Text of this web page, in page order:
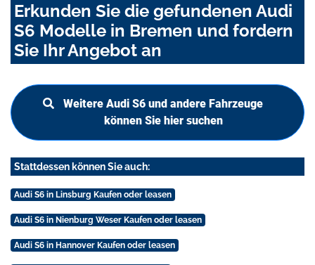
Erkunden Sie die gefundenen Audi
S6 Modelle in Bremen und fordern
Sie Ihr Angebot an
Weitere Audi S6 und andere Fahrzeuge
können Sie hier suchen
Stattdessen können Sie auch:
Audi S6 in Linsburg Kaufen oder leasen
Audi S6 in Nienburg Weser Kaufen oder leasen
Audi S6 in Hannover Kaufen oder leasen